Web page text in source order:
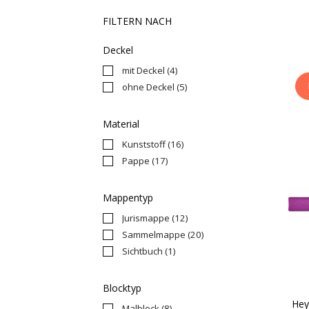
FILTERN NACH
Deckel
mit Deckel(4)
ohne Deckel(5)
Material
Kunststoff(16)
Pappe(17)
Mappentyp
Jurismappe(12)
Sammelmappe(20)
Sichtbuch(1)
Blocktyp